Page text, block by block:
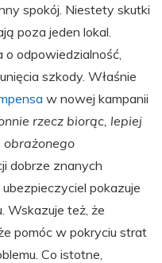
spokój. Niestety skutki
poza jeden lokal.
odpowiedzialność,
szkody. Właśnie
w nowej kampanii
rzecz biorąc, lepiej
obrażonego
dobrze znanych
pokazuje
Wskazuje też, że
pomóc w pokryciu strat
Co istotne,